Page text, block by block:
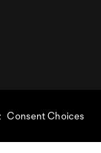
Consent Choices